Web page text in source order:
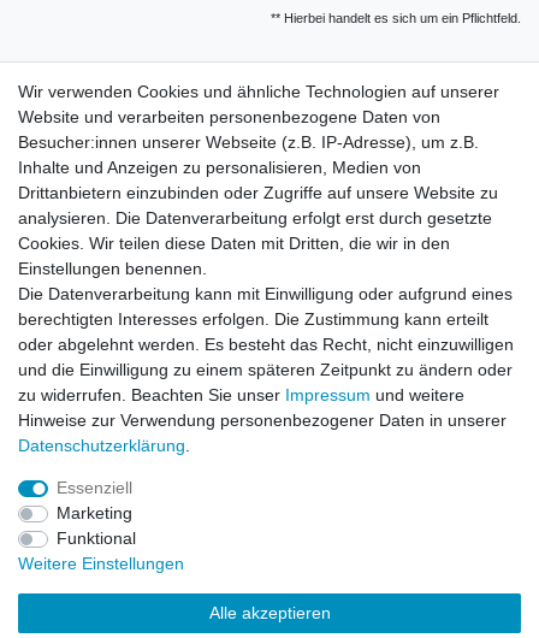
** Hierbei handelt es sich um ein Pflichtfeld.
Impressum
Datenschutzerklärung
Kontakt
Alle auf dieser Webseite dargestellten Produkte und
Produktinformationen dienen ausschließlich der
allgemeinen Information. Es wird darauf hingewiesen, dass
Abweichungen zwischen den auf der Webseite
dargestellten Produkten und den tatsächlich gelieferten
Modellen möglich sind.
Die auf der Webseite gezeigten Abbildungen,
Spezifikationen und Beschreibungen können Änderungen
unterliegen und stellen nicht notwendigerweise die finalen
Produkteigenschaften dar. Der Anbieter behält sich das
Wir verwenden Cookies und ähnliche Technologien auf unserer
Website und verarbeiten personenbezogene Daten von
Besucher:innen unserer Webseite (z.B. IP-Adresse), um z.B.
Inhalte und Anzeigen zu personalisieren, Medien von
Drittanbietern einzubinden oder Zugriffe auf unsere Website zu
analysieren. Die Datenverarbeitung erfolgt erst durch gesetzte
Cookies. Wir teilen diese Daten mit Dritten, die wir in den
Einstellungen benennen.
Die Datenverarbeitung kann mit Einwilligung oder aufgrund eines
berechtigten Interesses erfolgen. Die Zustimmung kann erteilt
oder abgelehnt werden. Es besteht das Recht, nicht einzuwilligen
und die Einwilligung zu einem späteren Zeitpunkt zu ändern oder
zu widerrufen. Beachten Sie unser Impressum und weitere
Hinweise zur Verwendung personenbezogener Daten in unserer
Daten­schutz­erklärung
Essenziell
Marketing
Funktional
Weitere Einstellungen
Alle akzeptieren